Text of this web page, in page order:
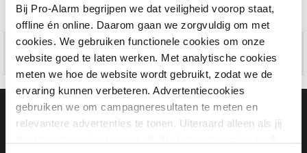
Bij Pro-Alarm begrijpen we dat veiligheid voorop staat,
offline én online. Daarom gaan we zorgvuldig om met
cookies. We gebruiken functionele cookies om onze
website goed te laten werken. Met analytische cookies
meten we hoe de website wordt gebruikt, zodat we de
ervaring kunnen verbeteren. Advertentiecookies
gebruiken we om campagneresultaten te meten en
relevantere advertenties te tonen. Uiteraard alleen als jij
Informatie
Gratis bezorging vanaf €99,-
Gratis retourneren binnen 90 dagen*